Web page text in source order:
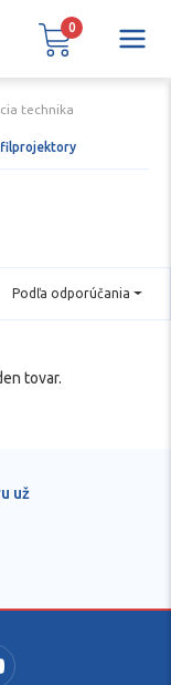
technika
Podľa odporúčania
tovar.
už
0